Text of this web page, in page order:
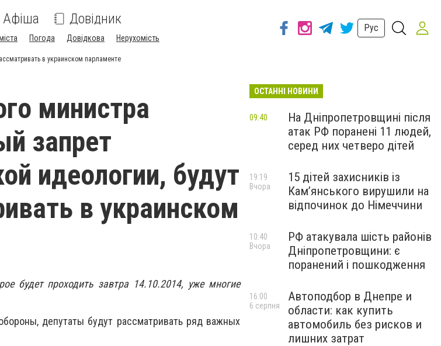
Афіша Довідник
Погода Довідкова Нерухомість
Рус
в украинском парламенте
министра
запрет
идеологии, будут
в украинском
будет проходить завтра 14.10.2014, уже многие
депутаты будут рассматривать ряд важных
ОСТАННІ НОВИНИ
На Дніпропетровщині після
атак РФ поранені 11 людей,
серед них четверо дітей
09:40
15 дітей захисників із
Кам’янського вирушили на
відпочинок до Німеччини
19:19
Вчора
РФ атакувала шість районів
Дніпропетровщини: є
поранений і пошкодження
10:40
Вчора
Автоподбор в Днепре и
области: как купить
автомобиль без рисков и
лишних затрат
16:00
6 серпня